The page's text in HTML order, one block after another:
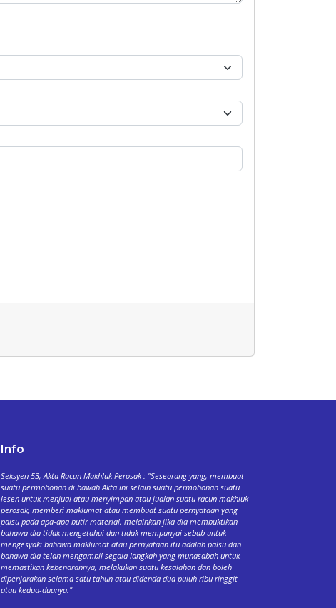
Info
Seksyen 53, Akta Racun Makhluk Perosak : "Seseorang yang, membuat
suatu permohonan di bawah Akta ini selain suatu permohonan suatu
lesen untuk menjual atau menyimpan atau jualan suatu racun makhluk
perosak, memberi maklumat atau membuat suatu pernyataan yang
palsu pada apa-apa butir material, melainkan jika dia membuktikan
bahawa dia tidak mengetahui dan tidak mempunyai sebab untuk
mengesyaki bahawa maklumat atau pernyataan itu adalah palsu dan
bahawa dia telah mengambil segala langkah yang munasabah untuk
memastikan kebenarannya, melakukan suatu kesalahan dan boleh
dipenjarakan selama satu tahun atau didenda dua puluh ribu ringgit
atau kedua-duanya."